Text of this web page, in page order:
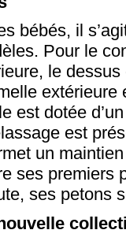
bébés, il
Pour le
le
extérieure
est dotée
est
un
ses premiers
ses petons